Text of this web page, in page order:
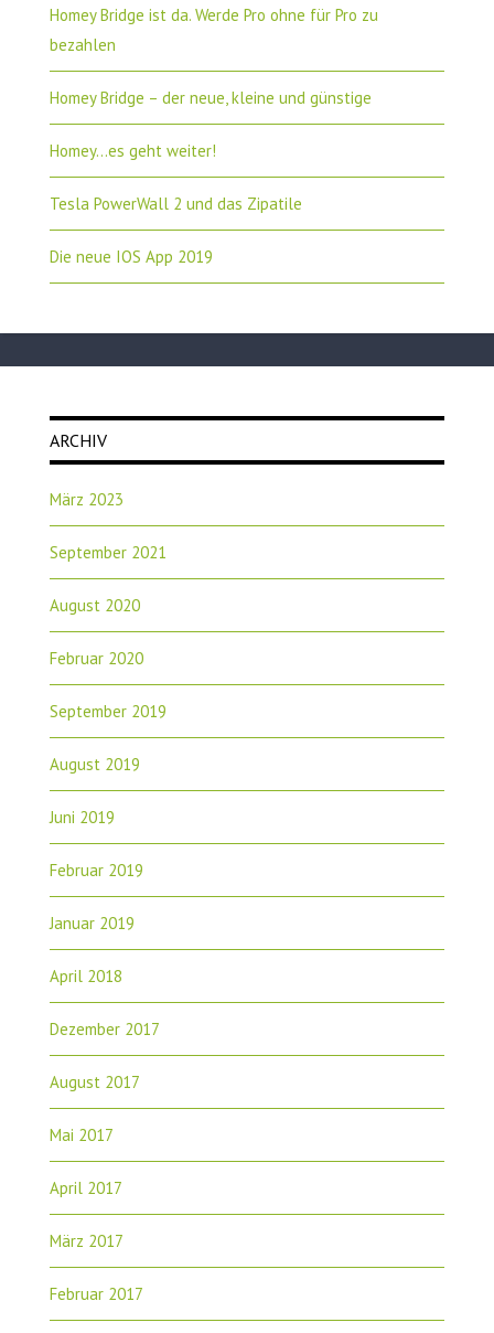
Homey Bridge ist da. Werde Pro ohne für Pro zu
bezahlen
Homey Bridge – der neue, kleine und günstige
Homey…es geht weiter!
Tesla PowerWall 2 und das Zipatile
Die neue IOS App 2019
ARCHIV
März 2023
September 2021
August 2020
Februar 2020
September 2019
August 2019
Juni 2019
Februar 2019
Januar 2019
April 2018
Dezember 2017
August 2017
Mai 2017
April 2017
März 2017
Februar 2017